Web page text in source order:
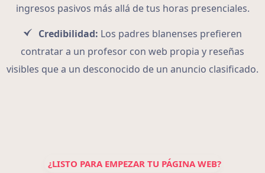
ingresos pasivos más allá de tus horas presenciales.
Credibilidad: Los padres blanenses prefieren
contratar a un profesor con web propia y reseñas
visibles que a un desconocido de un anuncio clasificado.
¿LISTO PARA EMPEZAR TU PÁGINA WEB?